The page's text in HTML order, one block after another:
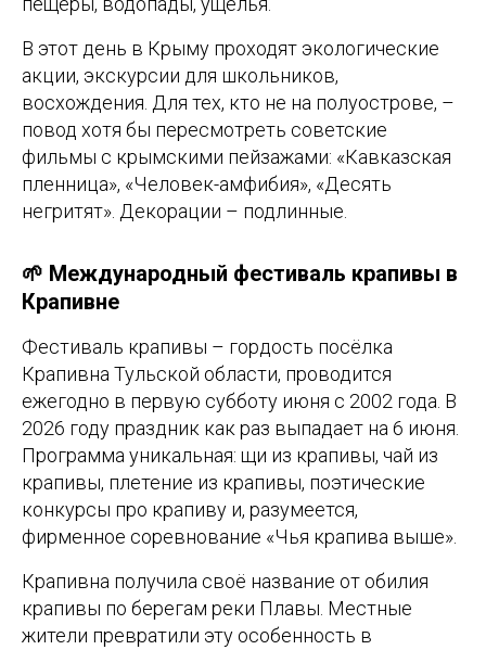
В этот день в Крыму проходят экологические
акции, экскурсии для школьников,
восхождения. Для тех, кто не на полуострове, –
повод хотя бы пересмотреть советские
фильмы с крымскими пейзажами: «Кавказская
пленница», «Человек-амфибия», «Десять
негритят». Декорации – подлинные.
🌱 Международный фестиваль крапивы в
Крапивне
Фестиваль крапивы – гордость посёлка
Крапивна Тульской области, проводится
ежегодно в первую субботу июня с 2002 года. В
2026 году праздник как раз выпадает на 6 июня.
Программа уникальная: щи из крапивы, чай из
крапивы, плетение из крапивы, поэтические
конкурсы про крапиву и, разумеется,
фирменное соревнование «Чья крапива выше».
Крапивна получила своё название от обилия
крапивы по берегам реки Плавы. Местные
жители превратили эту особенность в